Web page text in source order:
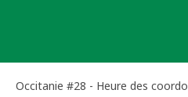
Occitanie #28 - Heure des